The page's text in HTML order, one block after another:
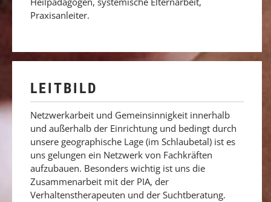
Praxisanleiter.
LEITBILD
Netzwerkarbeit und Gemeinsinnigkeit innerhalb
und außerhalb der Einrichtung und bedingt durch
unsere geographische Lage (im Schlaubetal) ist es
uns gelungen ein Netzwerk von Fachkräften
aufzubauen. Besonders wichtig ist uns die
Zusammenarbeit mit der PIA, der
Verhaltenstherapeuten und der Suchtberatung.